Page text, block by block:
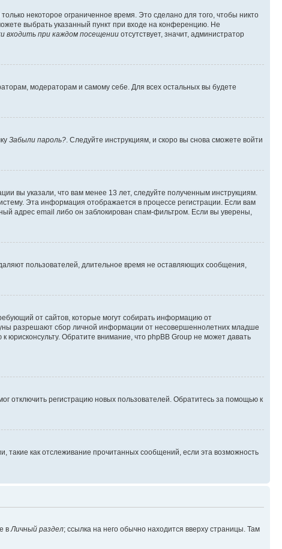
некоторое ограниченное время. Это сделано для того, чтобы никто
выбрать указанный пункт при входе на конференцию. Не
входить при каждом посещении отсутствует, значит, администратор
модераторам и самому себе. Для всех остальных вы будете
Забыли пароль? . Следуйте инструкциям, и скоро вы снова сможете войти
вы указали, что вам менее 13 лет, следуйте полученным инструкциям.
Эта информация отображается в процессе регистрации. Если вам
адрес email либо он заблокирован спам-фильтром. Если вы уверены,
пользователей, длительное время не оставляющих сообщения,
от сайтов, которые могут собирать информацию от
разрешают сбор личной информации от несовершеннолетних младше
Обратите внимание, что phpBB Group не может давать
отключить регистрацию новых пользователей. Обратитесь за помощью к
как отслеживание прочитанных сообщений, если эта возможность
в Личный раздел; ссылка на него обычно находится вверху страницы. Там